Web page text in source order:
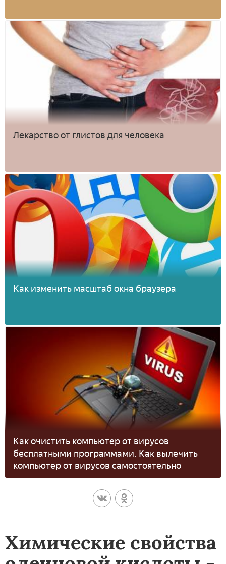
Лекарство от глистов для человека
Как изменить масштаб окна браузера
Как очистить компьютер от вирусов
бесплатными программами. Как вылечить
компьютер от вирусов самостоятельно
Химические свойства